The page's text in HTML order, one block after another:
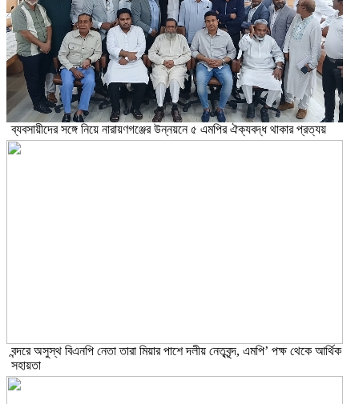
ব্যবসায়ীদের সঙ্গে নিয়ে নারায়ণগঞ্জের উন্নয়নে ৫ এমপির ঐক্যবদ্ধ থাকার প্রত্যয়
বন্দরে অসুস্থ বিএনপি নেতা তারা মিয়ার পাশে দলীয় নেতৃবৃন্দ, এমপি’ পক্ষ থেকে আর্থিক
সহায়তা